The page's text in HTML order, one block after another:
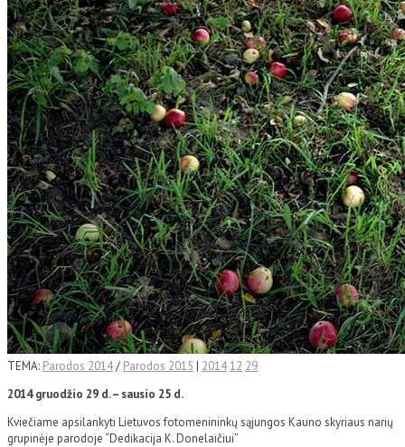
TEMA: Parodos 2014/ Parodos 2015 | 201412 29
2014 gruodžio 29 d. – sausio 25 d.
Kviečiame apsilankyti Lietuvos fotomenininkų sąjungos Kauno skyriaus narių
grupinėje parodoje “Dedikacija K. Donelaičiui”